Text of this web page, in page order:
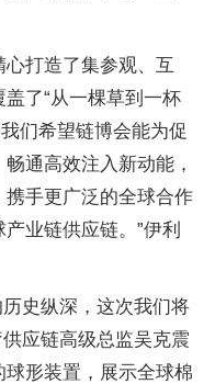
打造了集参观、互
了“从一棵草到一杯
们希望链博会能为促
通高效注入新动能，
手更广泛的全球合作
业链供应链。”伊利
历史纵深，这次我们将
供应链高级总监吴克震
形装置，展示全球棉